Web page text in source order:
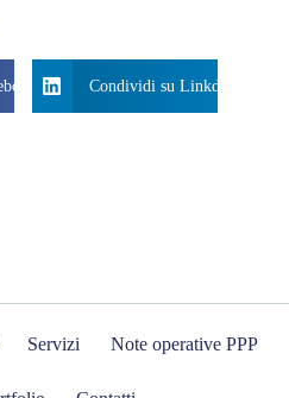
Condividi su Linkdin
Servizi Note operative PPP